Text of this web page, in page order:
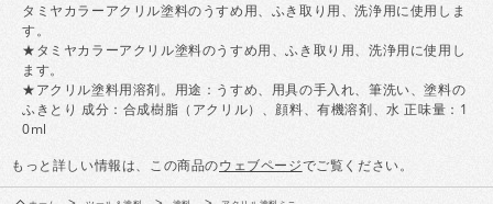
タミヤカラーアクリル塗料のうすめ用、ふき取り用、洗浄用に使用しま
す。
★タミヤカラーアクリル塗料のうすめ用、ふき取り用、洗浄用に使用し
ます。
★アクリル塗料用溶剤。用途：うすめ、用具の手入れ、筆洗い、塗料の
ふきとり 成分：合成樹脂（アクリル）、顔料、有機溶剤、水 正味量：1
0ml
もっと詳しい情報は、この商品のウェブページでご覧ください。